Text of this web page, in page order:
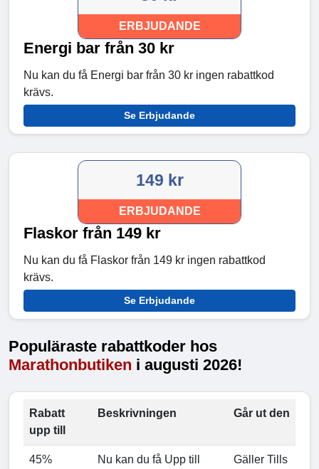
ERBJUDANDE
Energi bar från 30 kr
Nu kan du få Energi bar från 30 kr ingen rabattkod
krävs.
Se Erbjudande
149 kr
ERBJUDANDE
Flaskor från 149 kr
Nu kan du få Flaskor från 149 kr ingen rabattkod
krävs.
Se Erbjudande
Populäraste rabattkoder hos
Marathonbutiken i augusti 2026!
Rabatt
upp till
Beskrivningen Går ut den
45%
Nu kan du få Upp till
Gäller Tills